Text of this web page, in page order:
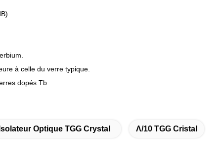
à celle du verre typique.
dopés Tb
Isolateur Optique TGG Crystal Λ/10 TGG Cristal